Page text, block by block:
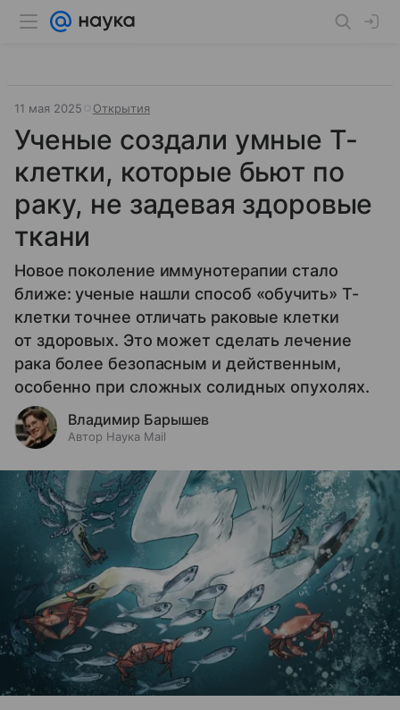
11 мая 2025 Открытия
Ученые создали умные Т-
клетки, которые бьют по
раку, не задевая здоровые
ткани
Новое поколение иммунотерапии стало
ближе: ученые нашли способ «обучить» Т-
клетки точнее отличать раковые клетки
от здоровых. Это может сделать лечение
рака более безопасным и действенным,
особенно при сложных солидных опухолях.
Владимир Барышев
Автор Наука Mail